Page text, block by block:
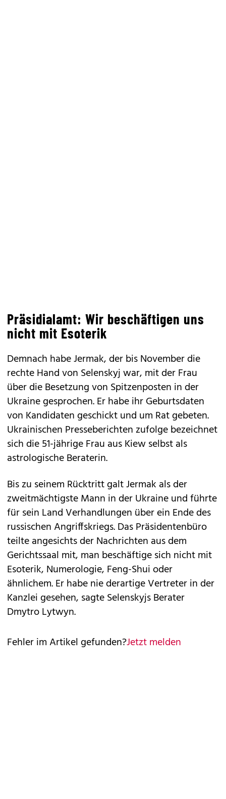
Präsidialamt: Wir beschäftigen uns
nicht mit Esoterik
Demnach habe Jermak, der bis November die
rechte Hand von Selenskyj war, mit der Frau
über die Besetzung von Spitzenposten in der
Ukraine gesprochen. Er habe ihr Geburtsdaten
von Kandidaten geschickt und um Rat gebeten.
Ukrainischen Presseberichten zufolge bezeichnet
sich die 51-jährige Frau aus Kiew selbst als
astrologische Beraterin.
Bis zu seinem Rücktritt galt Jermak als der
zweitmächtigste Mann in der Ukraine und führte
für sein Land Verhandlungen über ein Ende des
russischen Angriffskriegs. Das Präsidentenbüro
teilte angesichts der Nachrichten aus dem
Gerichtssaal mit, man beschäftige sich nicht mit
Esoterik, Numerologie, Feng-Shui oder
ähnlichem. Er habe nie derartige Vertreter in der
Kanzlei gesehen, sagte Selenskyjs Berater
Dmytro Lytwyn.
Fehler im Artikel gefunden?Jetzt melden